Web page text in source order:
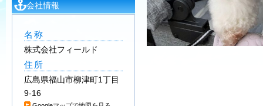
会社情報
名称
株式会社フィールド
住所
広島県福山市柳津町1丁目
9-16